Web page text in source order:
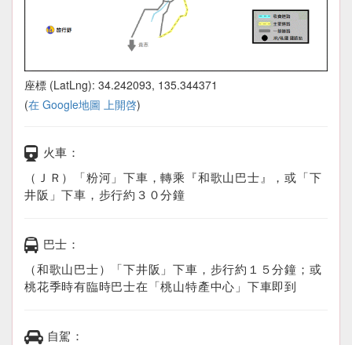
座標 (LatLng): 34.242093, 135.344371
(在 Google地圖 上開啓)
火車：
（ＪＲ）「粉河」下車，轉乘『和歌山巴士』，或「下
井阪」下車，步行約３０分鐘
巴士：
（和歌山巴士）「下井阪」下車，步行約１５分鐘；或
桃花季時有臨時巴士在「桃山特產中心」下車即到
自駕：